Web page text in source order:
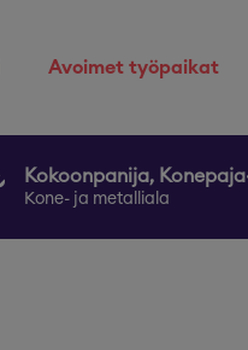
avoimet työpaikat
Kokoonpanija,
Kone- ja metalliala